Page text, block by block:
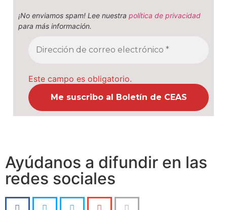
¡No enviamos spam! Lee nuestra política de privacidad
para más información.
Este campo es obligatorio.
Ayúdanos a difundir en las
redes sociales